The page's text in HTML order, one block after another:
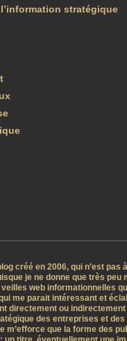
stratégique
créé en 2006, qui n’est pas
je ne donne que très peu
web informationnelles
me parait intéressant et
directement ou indirectement
des entreprises et
m’efforce que la forme des